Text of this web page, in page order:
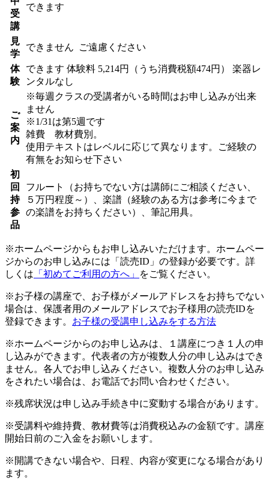
受
講
できます
見
学
できません ご遠慮ください
体
験
できます 体験料 5,214円（うち消費税額474円） 楽器レ
ンタルなし
ご
案
内
※毎週クラスの受講者がいる時間はお申し込みが出来
ません
※1/31は第5週です
雑費 教材費別。
使用テキストはレベルに応じて異なります。ご経験の
有無をお知らせ下さい
初
回
持
参
品
フルート（お持ちでない方は講師にご相談ください、
５万円程度～）、楽譜（経験のある方は参考に今まで
の楽譜をお持ちください）、筆記用具。
※ホームページからもお申し込みいただけます。ホームペー
ジからのお申し込みには「読売ID」の登録が必要です。詳
しくは 「初めてご利用の方へ」 をご覧ください。
※お子様の講座で、お子様がメールアドレスをお持ちでない
場合は、保護者用のメールアドレスでお子様用の読売IDを
登録できます。 お子様の受講申し込みをする方法
※ホームページからのお申し込みは、１講座につき１人の申
し込みができます。代表者の方が複数人分の申し込みはでき
ません。各人でお申し込みください。複数人分のお申し込み
をされたい場合は、お電話でお問い合わせください。
※残席状況は申し込み手続き中に変動する場合があります。
※受講料や維持費、教材費等は消費税込みの金額です。講座
開始日前のご入金をお願いします。
※開講できない場合や、日程、内容が変更になる場合があり
ます。